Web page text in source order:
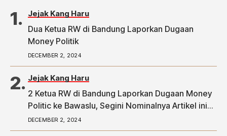
Jejak Kang Haru
Dua Ketua RW di Bandung Laporkan Dugaan
Money Politik
DECEMBER 2, 2024
Jejak Kang Haru
2 Ketua RW di Bandung Laporkan Dugaan Money
Politic ke Bawaslu, Segini Nominalnya Artikel ini
telah tayang di Tribunpriangan.com dengan judul
2 Ketua RW di Bandung Laporkan Dugaan Money
DECEMBER 2, 2024